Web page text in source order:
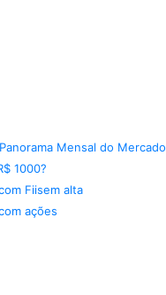
Mensal do Mercado
1000?
Fiisem alta
ações